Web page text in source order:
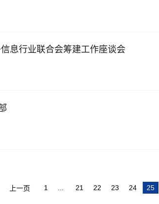
息行业联合会筹建工作座谈会
上一页 1 21 22 23 24 25